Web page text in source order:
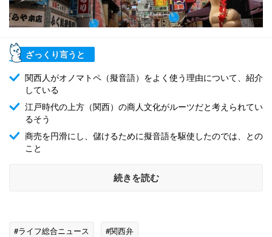
ざっくり言うと
関西人がオノマトペ（擬音語）をよく使う理由について、紹介
している
江戸時代の上方（関西）の商人文化がルーツだと考えられてい
るそう
商売を円滑にし、儲けるために擬音語を駆使したのでは、との
こと
続きを読む
#ライフ総合ニュース #関西弁